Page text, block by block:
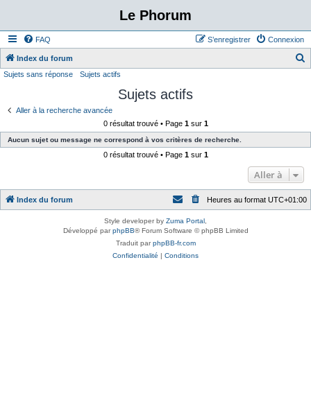
Le Phorum
FAQ Connexion
S’enregistrer
Index du forum
e
Sujets sans réponse Sujets actifs
Sujets actifs
Aller à la recherche avancée
0 résultat trouvé • Page 1sur 1
Aucun sujet ou message ne correspond à vos critères de recherche.
0 résultat trouvé • Page 1sur 1
Aller à
Index du forum Heures au format UTC+01:00
Style developer by Zuma Portal
Développé parphpBB® Forum Software © phpBB Limited
Traduit parphpBB-fr.com
Confidentialité | Conditions